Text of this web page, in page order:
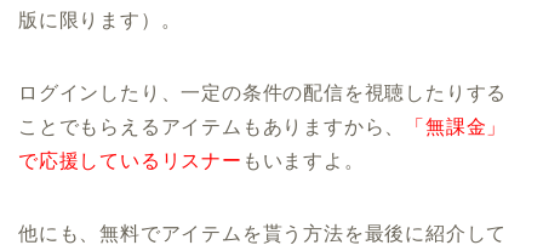
版に限ります）。
ログインしたり、一定の条件の配信を視聴したりする
ことでもらえるアイテムもありますから、
「無課金」
で応援しているリスナー もいますよ。
他にも、無料でアイテムを貰う方法を最後に紹介して